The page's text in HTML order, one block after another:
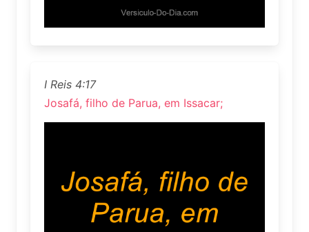
I Reis 4:17
Josafá, filho de Parua, em Issacar;